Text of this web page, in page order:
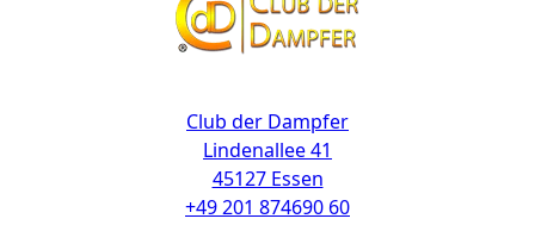
Club der Dampfer
Lindenallee 41
45127 Essen
+49 201 874690 60